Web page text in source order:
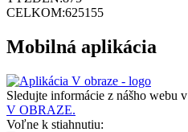
CELKOM:625155
Mobilná aplikácia
Sledujte informácie z nášho webu v
V OBRAZE.
Voľne k stiahnutiu: